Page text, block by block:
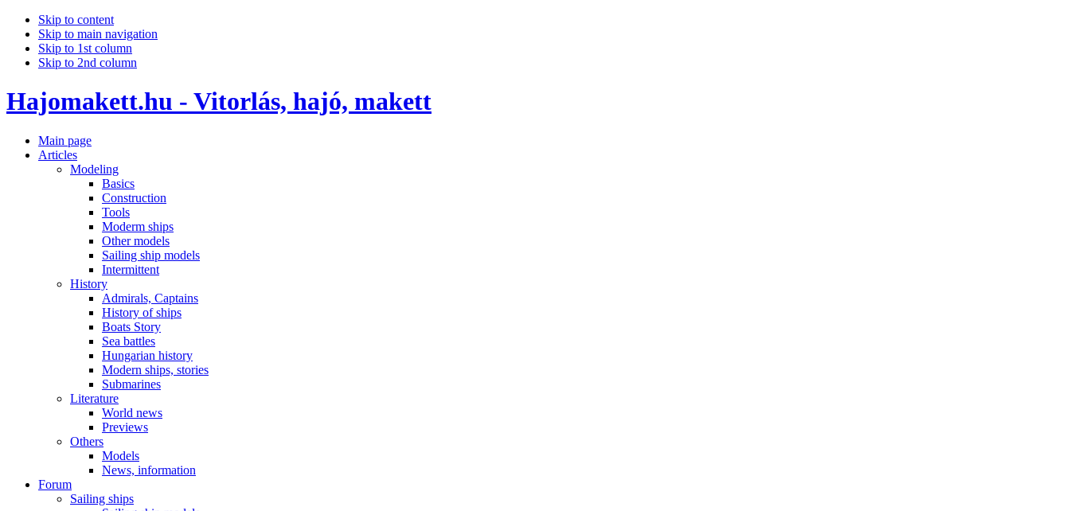
Skip to content
Skip to main navigation
Skip to 1st column
Skip to 2nd column
Hajomakett.hu - Vitorlás, hajó, makett
Main page
Articles
Modeling
Basics
Construction
Tools
Moderm ships
Other models
Sailing ship models
Intermittent
History
Admirals, Captains
History of ships
Boats Story
Sea battles
Hungarian history
Modern ships, stories
Submarines
Literature
World news
Previews
Others
Models
News, information
Forum
Sailing ships